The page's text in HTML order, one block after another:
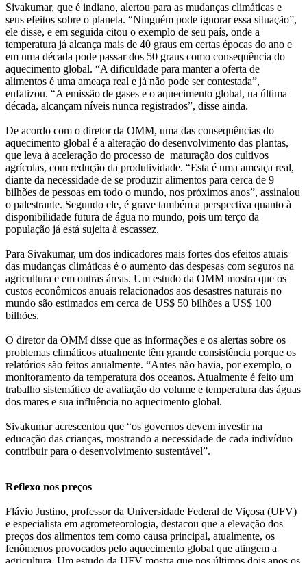
Sivakumar, que é indiano, alertou para as mudanças climáticas e
seus efeitos sobre o planeta. “Ninguém pode ignorar essa situação”,
ele disse, e em seguida citou o exemplo de seu país, onde a
temperatura já alcança mais de 40 graus em certas épocas do ano e
em uma década pode passar dos 50 graus como consequência do
aquecimento global. “A dificuldade para manter a oferta de
alimentos é uma ameaça real e já não pode ser contestada”,
enfatizou. “A emissão de gases e o aquecimento global, na última
década, alcançam níveis nunca registrados”, disse ainda.
De acordo com o diretor da OMM, uma das consequências do
aquecimento global é a alteração do desenvolvimento das plantas,
que leva à aceleração do processo de maturação dos cultivos
agrícolas, com redução da produtividade. “Esta é uma ameaça real,
diante da necessidade de se produzir alimentos para cerca de 9
bilhões de pessoas em todo o mundo, nos próximos anos”, assinalou
o palestrante. Segundo ele, é grave também a perspectiva quanto à
disponibilidade futura de água no mundo, pois um terço da
população já está sujeita à escassez.
Para Sivakumar, um dos indicadores mais fortes dos efeitos atuais
das mudanças climáticas é o aumento das despesas com seguros na
agricultura e em outras áreas. Um estudo da OMM mostra que os
custos econômicos anuais relacionados aos desastres naturais no
mundo são estimados em cerca de US$ 50 bilhões a US$ 100
bilhões.
O diretor da OMM disse que as informações e os alertas sobre os
problemas climáticos atualmente têm grande consistência porque os
relatórios são feitos anualmente. “Antes não havia, por exemplo, o
monitoramento da temperatura dos oceanos. Atualmente é feito um
trabalho sistemático de avaliação do volume e temperatura das águas
dos mares e sua influência no aquecimento global.
Sivakumar acrescentou que “os governos devem investir na
educação das crianças, mostrando a necessidade de cada indivíduo
contribuir para o desenvolvimento sustentável”.
Reflexo nos preços
Flávio Justino, professor da Universidade Federal de Viçosa (UFV)
e especialista em agrometeorologia, destacou que a elevação dos
preços dos alimentos tem como causa principal, atualmente, os
fenômenos provocados pelo aquecimento global que atingem a
agricultura. Um estudo da UFV mostra que nos últimos dois anos os